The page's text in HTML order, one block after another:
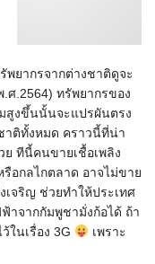
พยากรจากต่างชาติดูจะ
ศ.2564) ทรัพยากรของ
สูงขึ้นนั้นจะแปรผันตรง
าติทั้งหมด คราวนี้ที่น่า
ย ทีนี้คนขายเชื้อเพลิง
อกลไกตลาด อาจไม่ขาย
เจริญ ช่วยทำให้ประเทศ
าจากกัมพูชามั่งก้อได้ ถ้า
ในเรื่อง 3G
เพราะ